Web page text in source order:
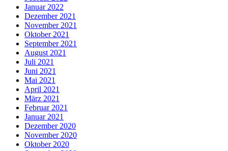
Januar 2022
Dezember 2021
November 2021
Oktober 2021
September 2021
August 2021
Juli 2021
Juni 2021
Mai 2021
April 2021
März 2021
Februar 2021
Januar 2021
Dezember 2020
November 2020
Oktober 2020